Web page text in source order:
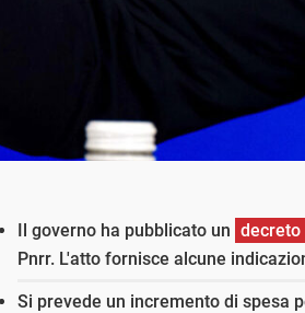
Il governo ha pubblicato un decreto
Pnrr. L'atto fornisce alcune
Si prevede un incremento di spesa